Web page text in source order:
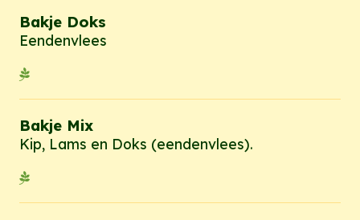
Bakje Doks
Eendenvlees
Bakje Mix
Kip, Lams en Doks (eendenvlees).